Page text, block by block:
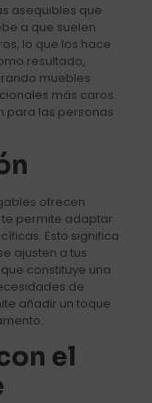
asequibles que
a que suelen
lo que los hace
resultado,
muebles
más caros.
para las personas
ofrecen
permite adaptar
Esto significa
ajusten a tus
constituye una
de
añadir un toque
el